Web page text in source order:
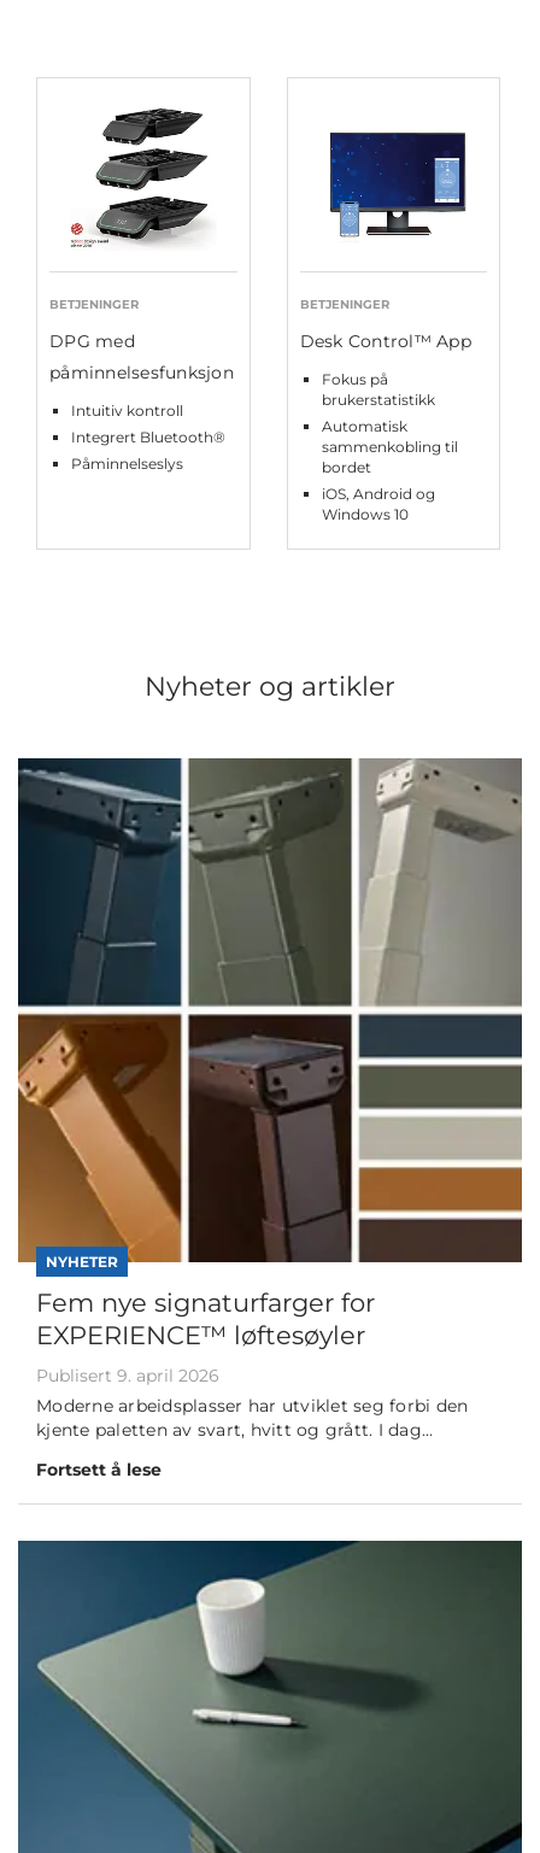
BETJENINGER
DPG med
påminnelsesfunksjon
Intuitiv kontroll
Integrert Bluetooth®
Påminnelseslys
BETJENINGER
Desk Control™ App
Fokus på
brukerstatistikk
Automatisk
sammenkobling til
bordet
iOS, Android og
Windows 10
Nyheter og artikler
NYHETER
Fem nye signaturfarger for
EXPERIENCE™ løftesøyler
Publisert 9. april 2026
Moderne arbeidsplasser har utviklet seg forbi den
kjente paletten av svart, hvitt og grått. I dag...
Fortsett å lese